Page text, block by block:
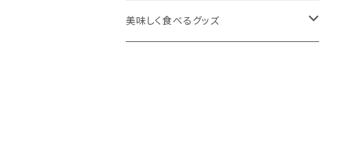
季節フルーツの新作ドライフルーツ
無添加フルーツジャム
フルーツ定期便
美味しく食べるグッズ